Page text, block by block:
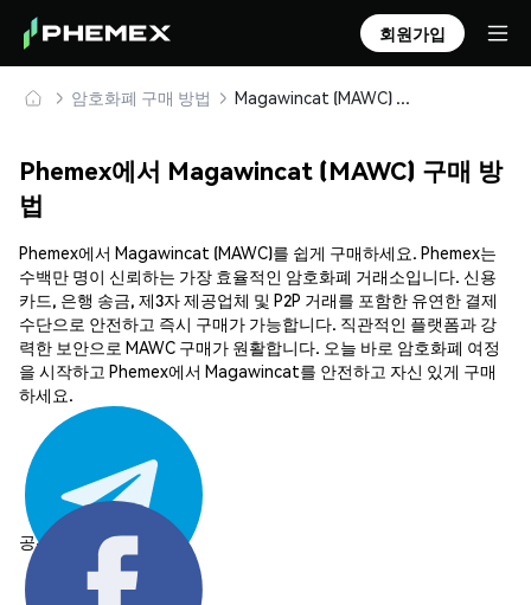
회원가입
암호화폐 구매 방법 Magawincat (MAWC) 안전하게 구매 및 보관
Phemex에서 Magawincat (MAWC) 구매 방
법
Phemex에서 Magawincat (MAWC)를 쉽게 구매하세요. Phemex는
수백만 명이 신뢰하는 가장 효율적인 암호화폐 거래소입니다. 신용
카드, 은행 송금, 제3자 제공업체 및 P2P 거래를 포함한 유연한 결제
수단으로 안전하고 즉시 구매가 가능합니다. 직관적인 플랫폼과 강
력한 보안으로 MAWC 구매가 원활합니다. 오늘 바로 암호화폐 여정
을 시작하고 Phemex에서 Magawincat를 안전하고 자신 있게 구매
하세요.
공유하기: